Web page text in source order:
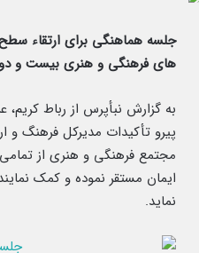
جلسه هماهنگی برای ارتقاء
های فرهنگی و هنری بیست و
به گزارش نبأپرس از رباط
پیرو تأکیدات مدیرکل فرهنگ و
مجتمع فرهنگی و هنری از
ایمان مستقر نموده و کمک
نماید.